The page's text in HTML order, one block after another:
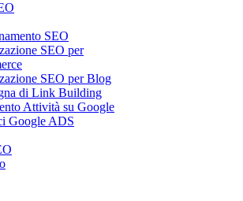
SEO
SEO per
SEO per Blog
di Link Building
Attività su Google
Google ADS